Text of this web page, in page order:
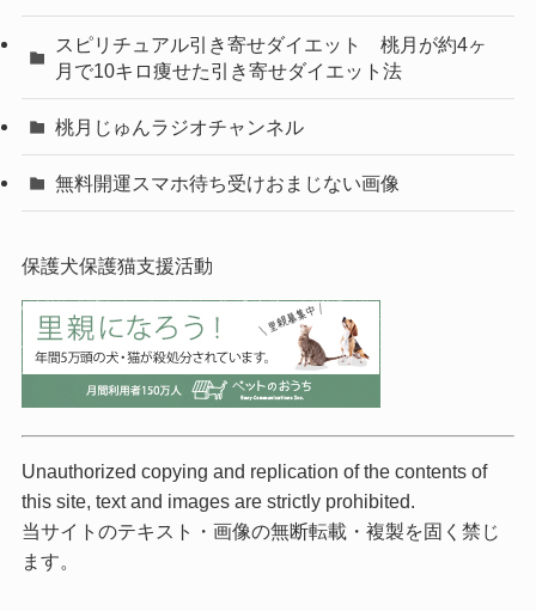
スピリチュアル引き寄せダイエット 桃月が約4ヶ
月で10キロ痩せた引き寄せダイエット法
桃月じゅんラジオチャンネル
無料開運スマホ待ち受けおまじない画像
保護犬保護猫支援活動
Unauthorized copying and replication of the contents of
this site, text and images are strictly prohibited.
当サイトのテキスト・画像の無断転載・複製を固く禁じ
ます。